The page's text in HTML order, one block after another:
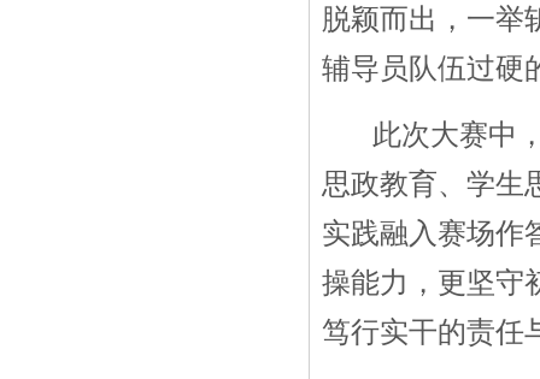
脱颖而出，一举
辅导员队伍过硬
此次大赛中，
思政教育、学生
实践融入赛场作
操能力，更坚守
笃行实干的责任